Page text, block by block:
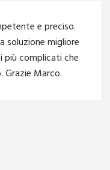
e preciso.
soluzione migliore
più complicati che
Marco.